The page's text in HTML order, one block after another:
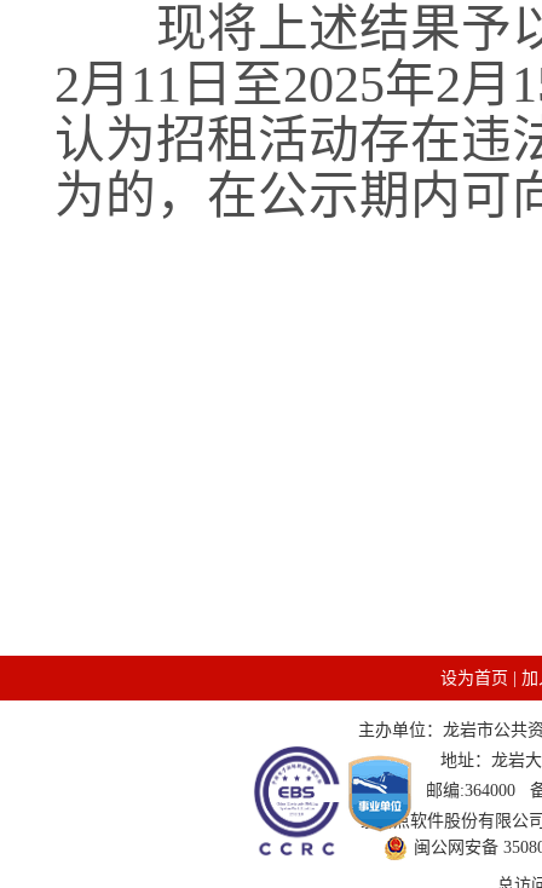
现将上述结果予
2月 11 日至2025年2月
认为招租活动存在违
为的，在公示期内可
设为首页 加
主办单位：龙岩市公共
地址：龙岩
邮编:364000
技术支持：国泰新点软件股份有限
闽公网安备